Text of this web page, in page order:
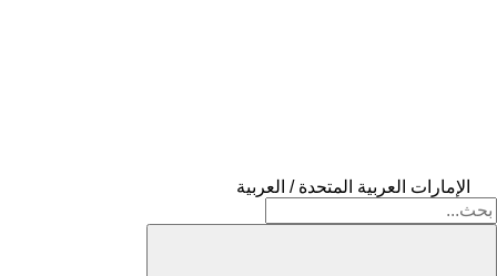
الإمارات العربية المتحدة / العربية